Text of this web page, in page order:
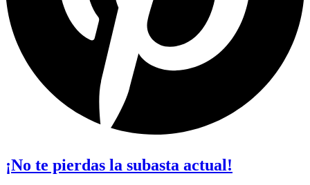
¡No te pierdas la subasta actual!